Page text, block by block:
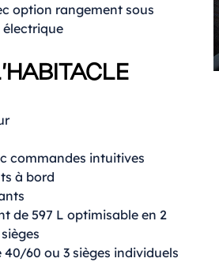
option rangement sous
commandes intuitives
à bord
de 597 L optimisable en 2
60 ou 3 sièges individuels